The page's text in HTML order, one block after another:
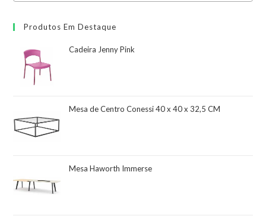
Produtos Em Destaque
Cadeira Jenny Pink
Mesa de Centro Conessi 40 x 40 x 32,5 CM
Mesa Haworth Immerse